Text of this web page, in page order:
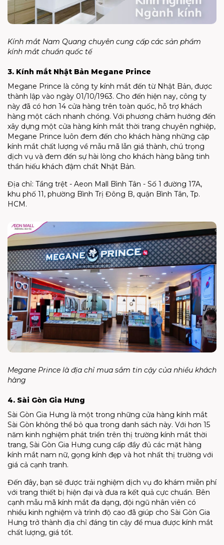
Kính mắt Nam Quang chuyên cung cấp các sản phẩm
kính mắt chuẩn quốc tế
3. Kính mắt Nhật Bản Megane Prince
Megane Prince là công ty kính mắt đến từ Nhật Bản, được
thành lập vào ngày 01/10/1963. Cho đến hiện nay, công ty
này đã có hơn 14 cửa hàng trên toàn quốc, hỗ trợ khách
hàng một cách nhanh chóng. Với phương châm hướng đến
xây dựng một cửa hàng kính mắt thời trang chuyên nghiệp,
Megane Prince luôn đem đến cho khách hàng những cặp
kính mắt chất lượng về mẫu mã lẫn giá thành, chú trọng
dịch vụ và đem đến sự hài lòng cho khách hàng bằng tinh
thần hiếu khách đậm chất Nhật Bản.
Địa chỉ: Tầng trệt - Aeon Mall Bình Tân - Số 1 đường 17A,
khu phố 11, phường Bình Trị Đông B, quận Bình Tân, Tp.
HCM.
Megane Prince là địa chỉ mua sắm tin cậy của nhiều khách
hàng
4. Sài Gòn Gia Hưng
Sài Gòn Gia Hưng là một trong những cửa hàng kính mắt
Sài Gòn không thể bỏ qua trong danh sách này. Với hơn 15
năm kinh nghiệm phát triển trên thị trường kính mắt thời
trang, Sài Gòn Gia Hưng cung cấp đầy đủ các mặt hàng
kính mắt nam nữ, gọng kính đẹp và hot nhất thị trường với
giá cả cạnh tranh.
Đến đây, bạn sẽ được trải nghiệm dịch vụ đo khám miễn phí
với trang thiết bị hiện đại và đưa ra kết quả cực chuẩn. Bên
cạnh mẫu mã kính mắt đa dạng, đội ngũ nhân viên có
nhiều kinh nghiệm và trình độ cao đã giúp cho Sài Gòn Gia
Hưng trở thành địa chỉ đáng tin cậy để mua được kính mắt
chất lượng, giá tốt.